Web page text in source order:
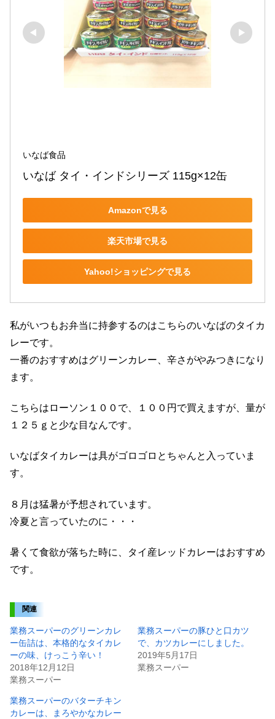
いなば食品
いなば タイ・インドシリーズ 115g×12缶
Amazonで見る
楽天市場で見る
Yahoo!ショッピングで見る
私がいつもお弁当に持参するのはこちらのいなばのタイカ
レーです。
一番のおすすめはグリーンカレー、辛さがやみつきになり
ます。
こちらはローソン１００で、１００円で買えますが、量が
１２５ｇと少な目なんです。
いなばタイカレーは具がゴロゴロとちゃんと入っていま
す。
８月は猛暑が予想されています。
冷夏と言っていたのに・・・
暑くて食欲が落ちた時に、タイ産レッドカレーはおすすめ
です。
関連
業務スーパーのグリーンカレ
ー缶詰は、本格的なタイカレ
ーの味、けっこう辛い！
2018年12月12日
業務スーパー
業務スーパーの豚ひと口カツ
で、カツカレーにしました。
2019年5月17日
業務スーパー
業務スーパーのバターチキン
カレーは、まろやかなカレー